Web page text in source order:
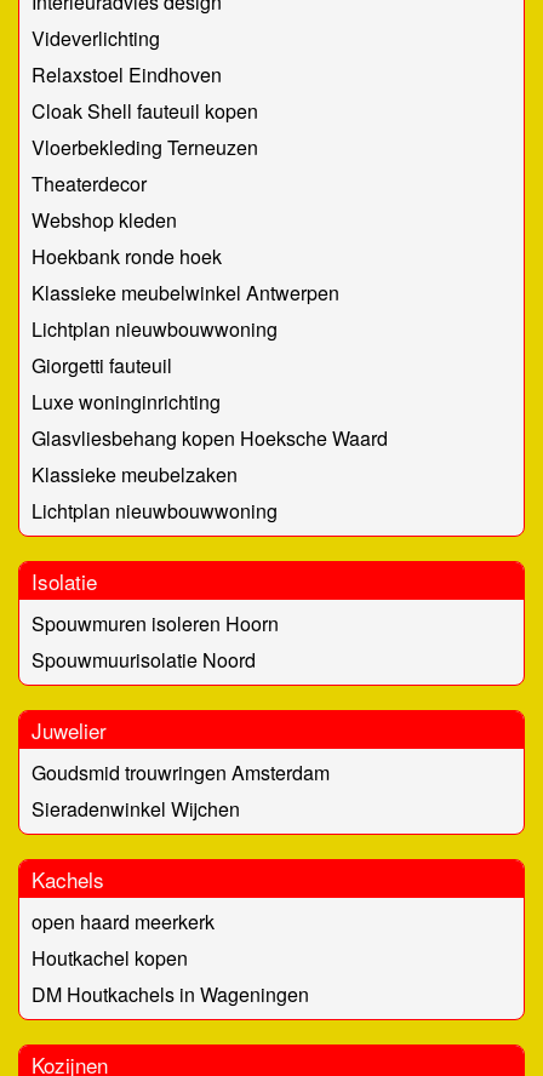
Videverlichting
Relaxstoel Eindhoven
Cloak Shell fauteuil kopen
Vloerbekleding Terneuzen
Theaterdecor
Webshop kleden
Hoekbank ronde hoek
Klassieke meubelwinkel Antwerpen
Lichtplan nieuwbouwwoning
Giorgetti fauteuil
Luxe woninginrichting
Glasvliesbehang kopen Hoeksche Waard
Klassieke meubelzaken
Lichtplan nieuwbouwwoning
Isolatie
Spouwmuren isoleren Hoorn
Spouwmuurisolatie Noord
Juwelier
Goudsmid trouwringen Amsterdam
Sieradenwinkel Wijchen
Kachels
open haard meerkerk
Houtkachel kopen
DM Houtkachels in Wageningen
Kozijnen